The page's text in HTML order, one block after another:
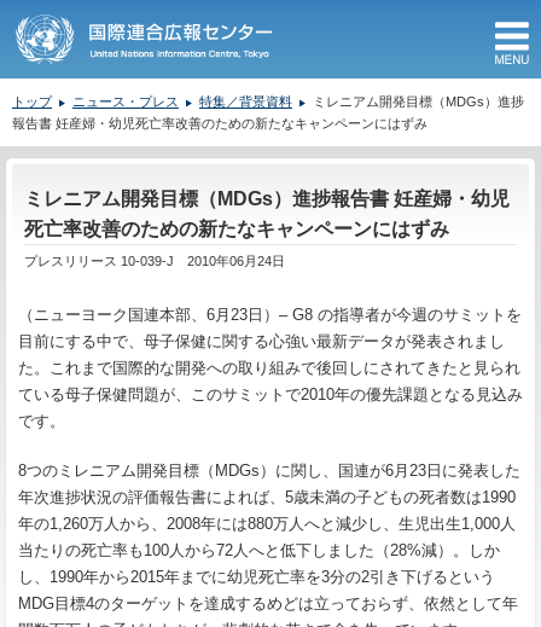
トップ ニュース・プレス 特集／背景資料
ミレニアム開発目標（MDGs）進捗
報告書 妊産婦・幼児死亡率改善のための新たなキャンペーンにはずみ
ミレニアム開発目標（MDGs）進捗報告書 妊産婦・幼児
死亡率改善のための新たなキャンペーンにはずみ
プレスリリース 10-039-J 2010年06月24日
（ニューヨーク国連本部、6月23日）– G8 の指導者が今週のサミットを
目前にする中で、母子保健に関する心強い最新データが発表されまし
た。これまで国際的な開発への取り組みで後回しにされてきたと見られ
ている母子保健問題が、このサミットで2010年の優先課題となる見込み
です。
8つのミレニアム開発目標（MDGs）に関し、国連が6月23日に発表した
年次進捗状況の評価報告書によれば、5歳未満の子どもの死者数は1990
年の1,260万人から、2008年には880万人へと減少し、生児出生1,000人
当たりの死亡率も100人から72人へと低下しました（28%減）。しか
し、1990年から2015年までに幼児死亡率を3分の2引き下げるという
MDG目標4のターゲットを達成するめどは立っておらず、依然として年